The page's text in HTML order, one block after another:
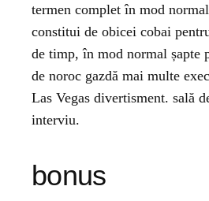
termen complet în mod
constitui de obicei cobai
de timp, în mod normal șapte
de noroc gazdă mai multe
Las Vegas divertisment. sală
interviu.
bonus